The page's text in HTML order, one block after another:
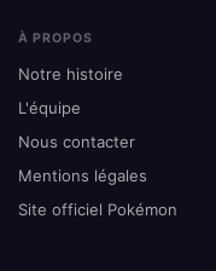
À PROPOS
Notre histoire
L'équipe
Nous contacter
Mentions légales
Site officiel Pokémon